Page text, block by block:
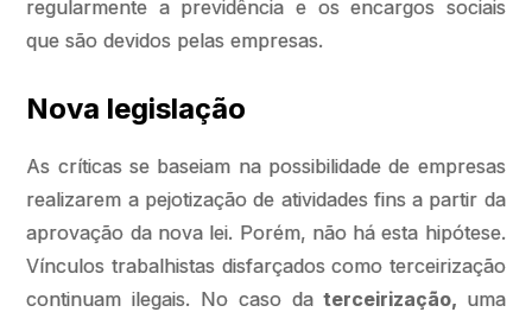
regularmente a previdência e os encargos sociais
que são devidos pelas empresas.
Nova legislação
As críticas se baseiam na possibilidade de empresas
realizarem a pejotização de atividades fins a partir da
aprovação da nova lei. Porém, não há esta hipótese.
Vínculos trabalhistas disfarçados como terceirização
continuam ilegais. No caso daterceirização, uma